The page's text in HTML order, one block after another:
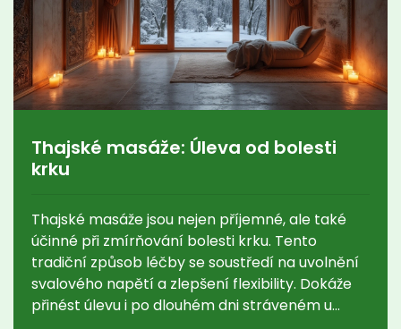
Thajské masáže: Úleva od bolesti
krku
Thajské masáže jsou nejen příjemné, ale také
účinné při zmírňování bolesti krku. Tento
tradiční způsob léčby se soustředí na uvolnění
svalového napětí a zlepšení flexibility. Dokáže
přinést úlevu i po dlouhém dni stráveném u